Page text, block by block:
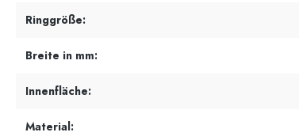
Ringgröße:
Breite in mm:
Innenfläche:
Material: